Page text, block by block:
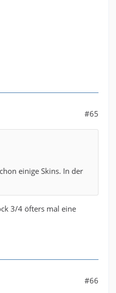
#65
einige Skins. In der
3/4 öfters mal eine
#66